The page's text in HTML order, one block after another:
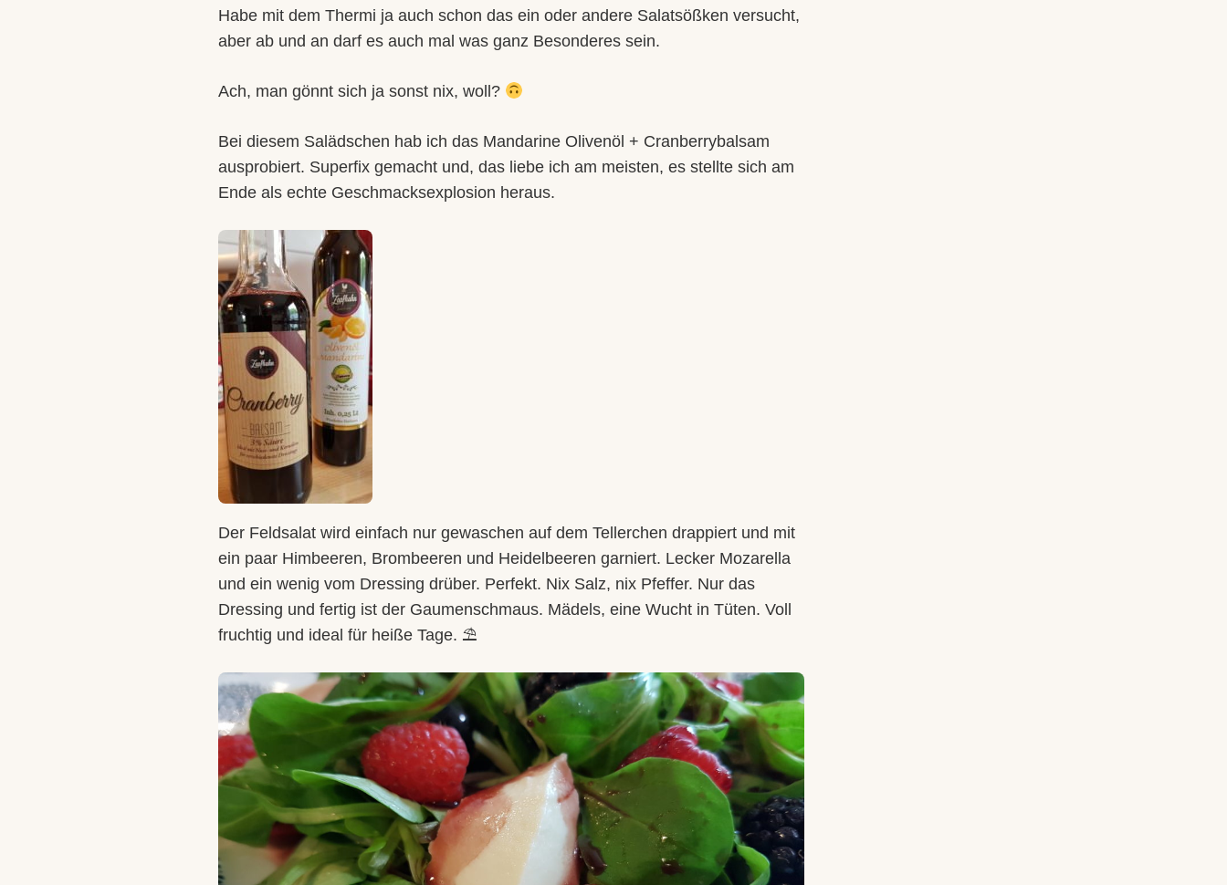
Habe mit dem Thermi ja auch schon das ein oder andere Salatsößken versucht,
aber ab und an darf es auch mal was ganz Besonderes sein.
Ach, man gönnt sich ja sonst nix, woll?
Bei diesem Salädschen hab ich das Mandarine Olivenöl + Cranberrybalsam
ausprobiert. Superfix gemacht und, das liebe ich am meisten, es stellte sich am
Ende als echte Geschmacksexplosion heraus.
Der Feldsalat wird einfach nur gewaschen auf dem Tellerchen drappiert und mit
ein paar Himbeeren, Brombeeren und Heidelbeeren garniert. Lecker Mozarella
und ein wenig vom Dressing drüber. Perfekt. Nix Salz, nix Pfeffer. Nur das
Dressing und fertig ist der Gaumenschmaus. Mädels, eine Wucht in Tüten. Voll
fruchtig und ideal für heiße Tage. ⛱